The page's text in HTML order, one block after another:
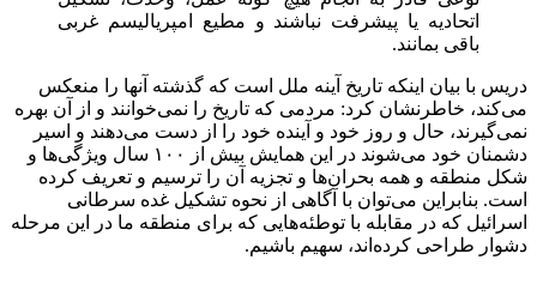
اتحادیه یا پیشرفت نباشند و مطیع امپریالیسم غربی
باقی بمانند.
دریس با بیان اینکه تاریخ آینه ملل است که گذشته آنها را منعکس
می‌کند، خاطرنشان کرد: مردمی که تاریخ را نمی‌خوانند و از آن بهره
نمی‌گیرند، حال و روز خود و آینده خود را از دست می‌دهند و اسیر
دشمنان خود می‌شوند در این همایش بیش از ۱۰۰ سال ویژگی‌ها و
شکل منطقه و همه بحران‌ها و تجزیه آن را ترسیم و تعریف کرده
است. بنابراین می‌توان با آگاهی از نحوه تشکیل غده سرطانی
اسرائیل که در مقابله با توطئه‌هایی که برای منطقه ما در این مرحله
دشوار طراحی کرده‌اند، سهیم باشیم.